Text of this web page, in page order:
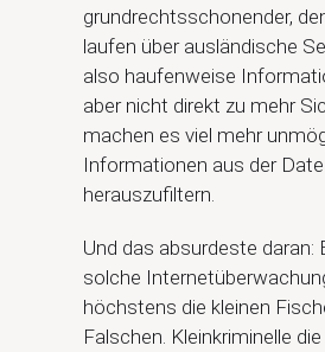
grundrechtsschonender,
laufen über ausländische
also haufenweise
aber nicht direkt zu mehr
machen es viel mehr
Informationen aus der
herauszufiltern.
Und das absurdeste daran:
solche
höchstens die kleinen
Falschen. Kleinkriminelle